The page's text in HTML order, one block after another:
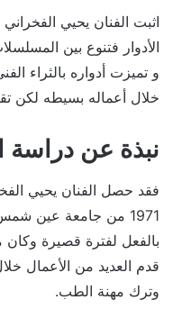
اثبت الفنان يحيي
الأدوار فتنوع بين
و تميزت أدواره بالثراء
خلال أعماله بسيطه لكن
نبذة عن دراسة
فقد حصل الفنان يحيي
1971 من جامعة عين
بالفعل لفترة قصيرة
قدم العديد من الأعمال
وترك مهنة الطب.